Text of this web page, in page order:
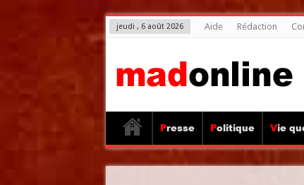
jeudi , 6 août 2026 Aide Rédaction
Presse Politique Vie